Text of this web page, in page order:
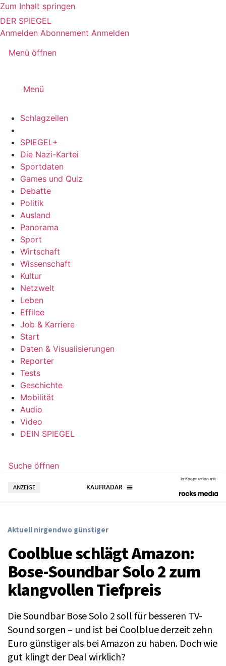
Zum Inhalt springen
DER SPIEGEL
Anmelden Abonnement Anmelden
Menü öffnen
Menü
Schlagzeilen
SPIEGEL+
Die Nazi-Kartei
Sportdaten
Games und Quiz
Debatte
Politik
Ausland
Panorama
Sport
Wirtschaft
Wissenschaft
Kultur
Netzwelt
Leben
Effilee
Job & Karriere
Start
Daten & Visualisierungen
Reporter
Tests
Geschichte
Mobilität
Audio
Video
DEIN SPIEGEL
Suche öffnen
ANZEIGE
In Kooperation mit
Aktuell nirgendwo günstiger
Coolblue schlägt Amazon:
Bose-Soundbar Solo 2 zum
klangvollen Tiefpreis
Die Soundbar Bose Solo 2 soll für besseren TV-
Sound sorgen – und ist bei Coolblue derzeit zehn
Euro günstiger als bei Amazon zu haben. Doch wie
gut klingt der Deal wirklich?